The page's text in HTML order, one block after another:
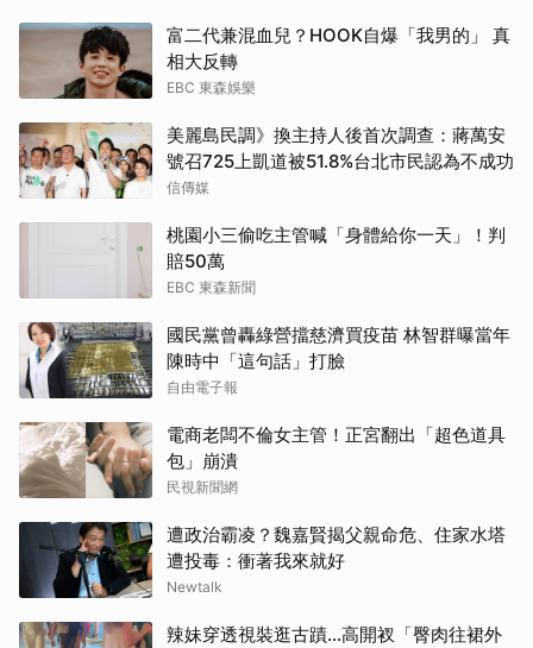
富二代兼混血兒？HOOK自爆「我男的」 真
相大反轉
EBC 東森娛樂
美麗島民調》換主持人後首次調查：蔣萬安
號召725上凱道被51.8%台北市民認為不成功
信傳媒
桃園小三偷吃主管喊「身體給你一天」！判
賠50萬
EBC 東森新聞
國民黨曾轟綠營擋慈濟買疫苗 林智群曝當年
陳時中「這句話」打臉
自由電子報
電商老闆不倫女主管！正宮翻出「超色道具
包」崩潰
民視新聞網
遭政治霸凌？魏嘉賢揭父親命危、住家水塔
遭投毒：衝著我來就好
Newtalk
辣妹穿透視裝逛古蹟…高開衩「臀肉往裙外